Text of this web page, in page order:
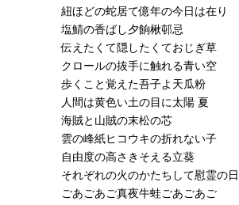
紐ほどの蛇居て億年の今日は在り
塩鯖の香ばし夕餉楸邨忌
伝えたくて隠したくておじぎ草
クロールの抜手に触れる青い空
歩くこと覚えた吾子よ天瓜粉
人間は黄色い土の目に太陽 夏
海賊と山賊の末松の芯
雲の峰紙ヒコウキの折れない子
自由度の高さきそえる立葵
それぞれの火のかたちして慰霊の日
ごあごあご真夜牛蛙ごあごあご